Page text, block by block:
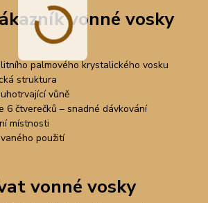
vonné vosky
palmového krystalického vosku
struktura
vůně
6 čtverečků – snadné dávkování
místnosti
použití
vonné vosky